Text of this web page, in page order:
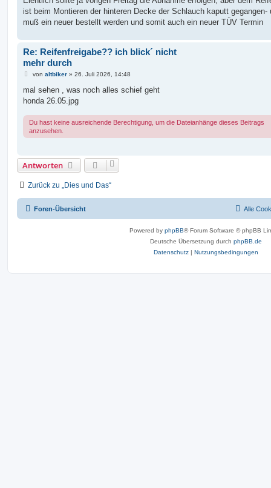
ist beim Montieren der hinteren Decke der Schlauch kaputt gegangen-
muß ein neuer bestellt werden und somit auch ein neuer TÜV Termin
Re: Reifenfreigabe?? ich blick´ nicht
mehr durch
B
i
r
g
von altbiker» 26. Juli 2026, 14:48
mal sehen , was noch alles schief geht
honda 26.05.jpg
Du hast keine ausreichende Berechtigung, um die Dateianhänge dieses Beitrags
anzusehen.
Antworten
Zurück zu „Dies und Das“
Foren-Übersicht Alle
Powered by phpBB® Forum Software © phpBB
Deutsche Übersetzung durch phpBB.de
Datenschutz | Nutzungsbedingungen